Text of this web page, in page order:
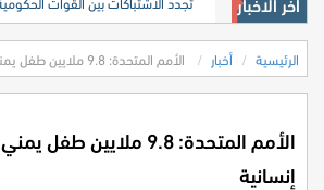
الرئيسية أخبار الأمم المتحدة: 9.8 ملايين طفل يمني بحاجة لمساعدة إنسانية
الأمم المتحدة: 9.8
إنسانية